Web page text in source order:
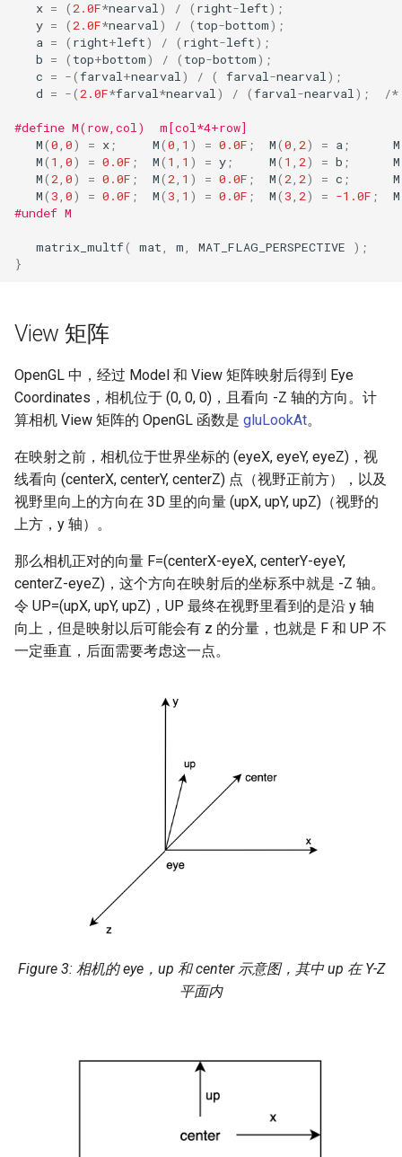
x = (2.0F*nearval) / ( right-left);
y = (2.0F*nearval) / ( top-bottom);
a = ( right+left) / ( right-left);
b = ( top+bottom) / ( top-bottom);
c = -(farval+nearval) / ( farval-nearval);
d = -(2.0F*farval*nearval) / (farval-nearval); /*
#define M(row,col)  m[col*4+row]
M(0, 0) = x; M(0, 1 ) = 0.0F ; M(0, 2) = a; M
M( 1 , 0) = 0.0F ; M( 1 , 1 ) = y; M( 1 , 2) = b ; M
M(2, 0) = 0.0F ; M(2, 1 ) = 0.0F ; M(2, 2) = c ; M
M( 3, 0) = 0.0F ; M( 3, 1 ) = 0.0F ; M( 3, 2) = -1.0F ; M
#undef M
matrix_multf( mat, m, MAT_FLAG_PERSPECTIVE
);
}
View 矩阵
OpenGL 中，经过 Model 和 View 矩阵映射后得到 Eye
Coordinates，相机位于 (0, 0, 0)，且看向 -Z 轴的方向。计
算相机 View 矩阵的 OpenGL 函数是 gluLookAt。
在映射之前，相机位于世界坐标的 (eyeX, eyeY, eyeZ)，视
线看向 (centerX, centerY, centerZ) 点（视野正前方），以及
视野里向上的方向在 3D 里的向量 (upX, upY, upZ)（视野的
上方，y 轴）。
那么相机正对的向量 F=(centerX-eyeX, centerY-eyeY,
centerZ-eyeZ)，这个方向在映射后的坐标系中就是 -Z 轴。
令 UP=(upX, upY, upZ)，UP 最终在视野里看到的是沿 y 轴
向上，但是映射以后可能会有 z 的分量，也就是 F 和 UP 不
一定垂直，后面需要考虑这一点。
相机的 eye，up 和 center 示意图，其中 up 在 Y-Z
平面内